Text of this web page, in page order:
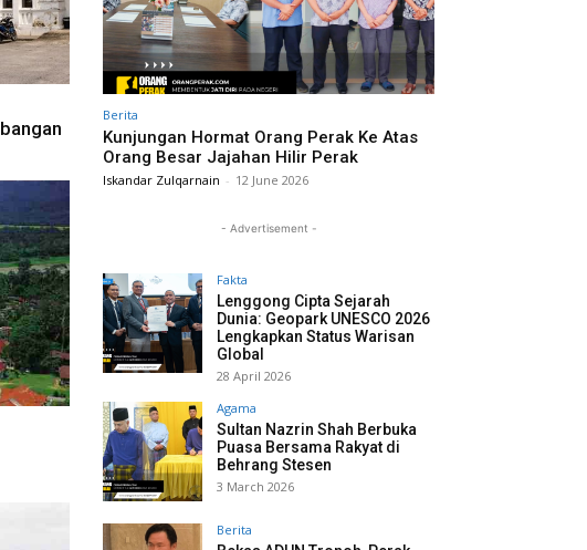
Berita
Kunjungan Hormat Orang Perak Ke Atas
Orang Besar Jajahan Hilir Perak
Iskandar Zulqarnain - 12 June 2026
- Advertisement -
Fakta
Lenggong Cipta Sejarah
Dunia: Geopark UNESCO 2026
Lengkapkan Status Warisan
Global
28 April 2026
Agama
Sultan Nazrin Shah Berbuka
Puasa Bersama Rakyat di
Behrang Stesen
3 March 2026
Berita